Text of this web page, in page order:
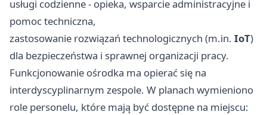
usługi codzienne - opieka, wsparcie administracyjne i
pomoc techniczna,
zastosowanie rozwiązań technologicznych (m.in. IoT)
dla bezpieczeństwa i sprawnej organizacji pracy.
Funkcjonowanie ośrodka ma opierać się na
interdyscyplinarnym zespole. W planach wymieniono
role personelu, które mają być dostępne na miejscu: